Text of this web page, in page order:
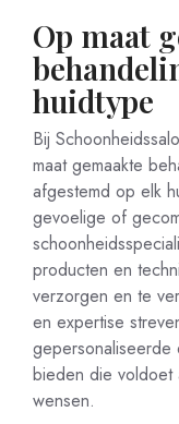
Op maat
huidtype
Bij
maat gemaakte
afgestemd op elk
gevoelige of
producten en
verzorgen en te
en expertise
gepersonaliseerde
bieden die voldoet
wensen.